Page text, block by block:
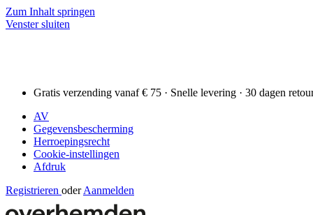
Zum Inhalt springen
Venster sluiten
Gratis verzending vanaf € 75 · Snelle levering · 30 dagen
AV
Gegevensbescherming
Herroepingsrecht
Cookie-instellingen
Afdruk
Registrieren oder Aanmelden